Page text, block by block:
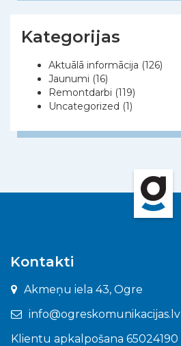
Kategorijas
Aktuālā informācija (126)
Jaunumi (16)
Remontdarbi (119)
Uncategorized (1)
Kontakti
Akmeņu iela 43, Ogre
info@ogreskomunikacijas.lv
Klientu apkalpošana 65024190